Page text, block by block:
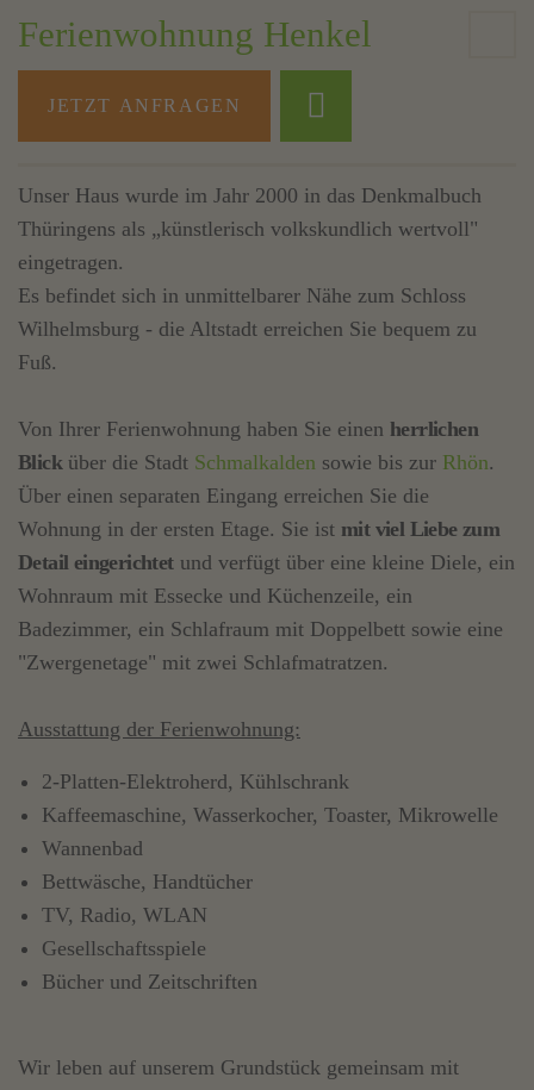
Ferienwohnung Henkel
JETZT ANFRAGEN
Unser Haus wurde im Jahr 2000 in das Denkmalbuch
Thüringens als „künstlerisch volkskundlich wertvoll"
eingetragen.
Es befindet sich in unmittelbarer Nähe zum Schloss
Wilhelmsburg - die Altstadt erreichen Sie bequem zu
Fuß.
Von Ihrer Ferienwohnung haben Sie einen herrlichen
Blick über die Stadt Schmalkalden sowie bis zur Rhön.
Über einen separaten Eingang erreichen Sie die
Wohnung in der ersten Etage. Sie ist mit viel Liebe zum
Detail eingerichtetund verfügt über eine kleine Diele, ein
Wohnraum mit Essecke und Küchenzeile, ein
Badezimmer, ein Schlafraum mit Doppelbett sowie eine
"Zwergenetage" mit zwei Schlafmatratzen.
Ausstattung der Ferienwohnung:
2-Platten-Elektroherd, Kühlschrank
Kaffeemaschine, Wasserkocher, Toaster, Mikrowelle
Wannenbad
Bettwäsche, Handtücher
TV, Radio, WLAN
Gesellschaftsspiele
Bücher und Zeitschriften
Wir leben auf unserem Grundstück gemeinsam mit